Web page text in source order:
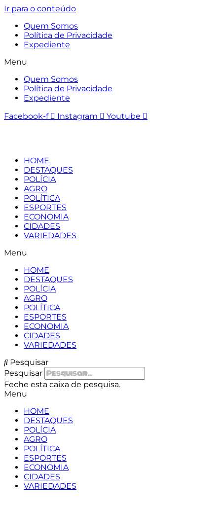
Ir para o conteúdo
Quem Somos
Política de Privacidade
Expediente
Menu
Quem Somos
Política de Privacidade
Expediente
Facebook-f
Instagram Youtube
HOME
DESTAQUES
POLÍCIA
AGRO
POLÍTICA
ESPORTES
ECONOMIA
CIDADES
VARIEDADES
Menu
HOME
DESTAQUES
POLÍCIA
AGRO
POLÍTICA
ESPORTES
ECONOMIA
CIDADES
VARIEDADES
Pesquisar
Pesquisar
Feche esta caixa de pesquisa.
Menu
HOME
DESTAQUES
POLÍCIA
AGRO
POLÍTICA
ESPORTES
ECONOMIA
CIDADES
VARIEDADES